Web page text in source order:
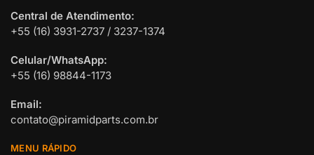
Central de Atendimento:
+55 (16) 3931-2737 / 3237-1374
Celular/WhatsApp:
+55 (16) 98844-1173
Email:
contato@piramidparts.com.br
MENU RÁPIDO